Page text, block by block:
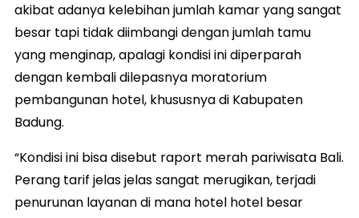
akibat adanya kelebihan jumlah kamar yang sangat
besar tapi tidak diimbangi dengan jumlah tamu
yang menginap, apalagi kondisi ini diperparah
dengan kembali dilepasnya moratorium
pembangunan hotel, khususnya di Kabupaten
Badung.
“Kondisi ini bisa disebut raport merah pariwisata Bali.
Perang tarif jelas jelas sangat merugikan, terjadi
penurunan layanan di mana hotel hotel besar